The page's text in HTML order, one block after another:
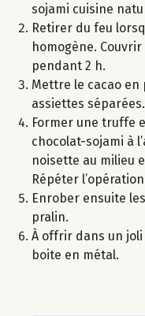
sojami cuisine
Retirer du feu
homogène.
pendant 2 h.
Mettre le cacao en
assiettes séparées.
Former une truffe
chocolat-sojami à
noisette au milieu
Répéter
Enrober ensuite
pralin.
À offrir dans un
boite en métal.